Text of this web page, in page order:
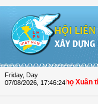
Friday, Day
07/08/2026 17:46:25
Hội LHPN Thọ Xuân tích